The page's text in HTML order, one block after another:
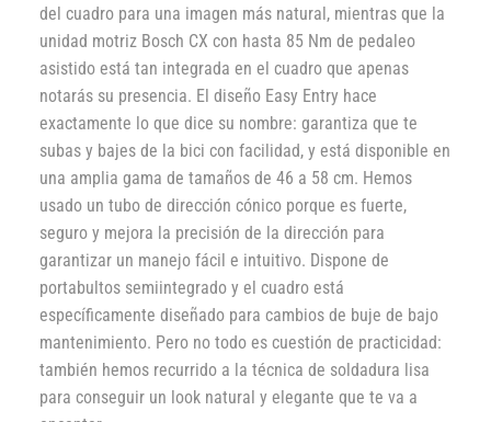
del cuadro para una imagen más natural, mientras que la
unidad motriz Bosch CX con hasta 85 Nm de pedaleo
asistido está tan integrada en el cuadro que apenas
notarás su presencia. El diseño Easy Entry hace
exactamente lo que dice su nombre: garantiza que te
subas y bajes de la bici con facilidad, y está disponible en
una amplia gama de tamaños de 46 a 58 cm. Hemos
usado un tubo de dirección cónico porque es fuerte,
seguro y mejora la precisión de la dirección para
garantizar un manejo fácil e intuitivo. Dispone de
portabultos semiintegrado y el cuadro está
específicamente diseñado para cambios de buje de bajo
mantenimiento. Pero no todo es cuestión de practicidad:
también hemos recurrido a la técnica de soldadura lisa
para conseguir un look natural y elegante que te va a